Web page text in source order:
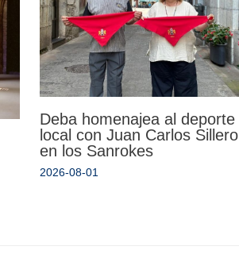
Deba homenajea al deporte
local con Juan Carlos Sillero
en los Sanrokes
2026-08-01